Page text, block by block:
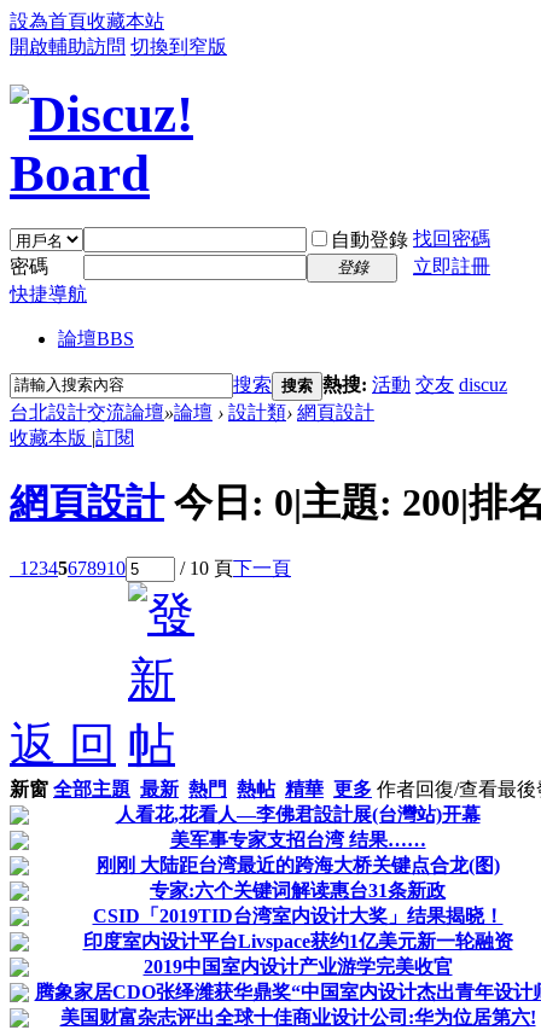
設為首頁收藏本站
開啟輔助訪問 切換到窄版
自動登錄 找回密碼
密碼
登錄
立即註冊
快捷導航
論壇BBS
搜索 搜索 熱搜: 活動 交友 discuz
台北設計交流論壇»論壇 › 設計類› 網頁設計
收藏本版 |訂閱
網頁設計 今日: 0|主題: 200|排
1 2345678910 / 10 頁下一頁
返 回
新窗 全部主題 最新 熱門 熱帖 精華 更多 作者回復/查看最後
人看花,花看人—李佛君設計展(台灣站)开幕
美军事专家支招台湾 结果……
刚刚 大陆距台湾最近的跨海大桥关键点合龙(图)
专家:六个关键词解读惠台31条新政
CSID「2019TID台湾室内设计大奖」结果揭晓！
印度室内设计平台Livspace获约1亿美元新一轮融资
2019中国室内设计产业游学完美收官
腾象家居CDO张绎潍获华鼎奖“中国室内设计杰出青年设计
美国财富杂志评出全球十佳商业设计公司:华为位居第六!